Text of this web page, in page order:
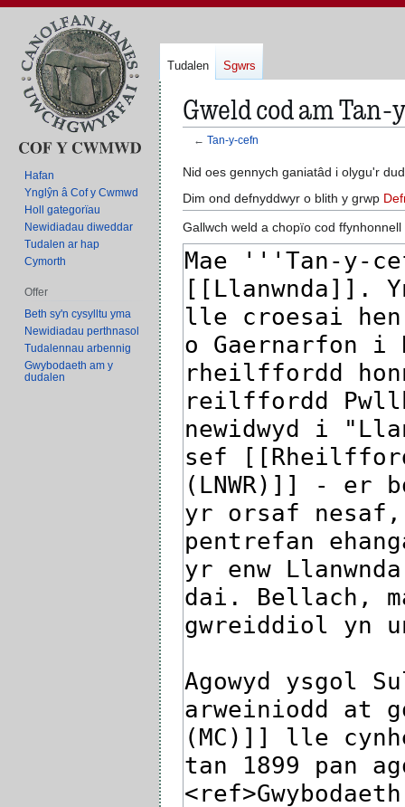
Gweld cod am
← Tan-y-cefn
Neidio
i'r
panel
llywio
Neidio
i'r
bar
chwilio
Nid oes gennych ganiatâd i olygu'r
Dim ond defnyddwyr o blith y grwp
Gallwch weld a chopïo cod
Tudalen Sgwrs
Hafan
Ynglŷn â Cof y Cwmwd
Holl gategorïau
Newidiadau diweddar
Tudalen ar hap
Cymorth
Offer
Beth sy'n cysylltu yma
Newidiadau perthnasol
Tudalennau arbennig
Gwybodaeth am y
dudalen